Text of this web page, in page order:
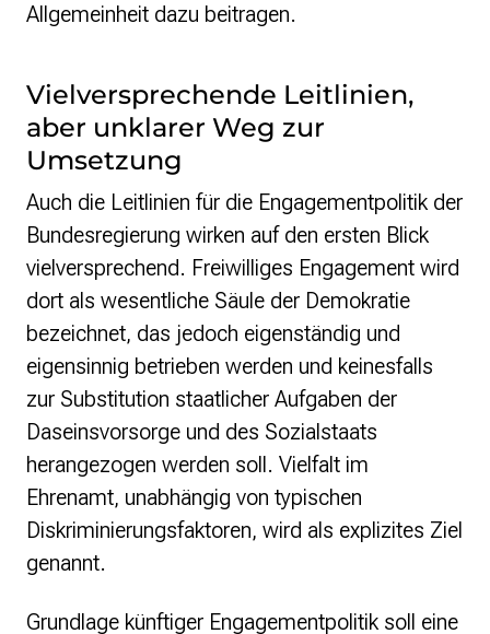
Allgemeinheit dazu beitragen.
Vielversprechende Leitlinien,
aber unklarer Weg zur
Umsetzung
Auch die Leitlinien für die Engagementpolitik der
Bundesregierung wirken auf den ersten Blick
vielversprechend. Freiwilliges Engagement wird
dort als wesentliche Säule der Demokratie
bezeichnet, das jedoch eigenständig und
eigensinnig betrieben werden und keinesfalls
zur Substitution staatlicher Aufgaben der
Daseinsvorsorge und des Sozialstaats
herangezogen werden soll. Vielfalt im
Ehrenamt, unabhängig von typischen
Diskriminierungsfaktoren, wird als explizites Ziel
genannt.
Grundlage künftiger Engagementpolitik soll eine